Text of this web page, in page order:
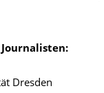
Dresden